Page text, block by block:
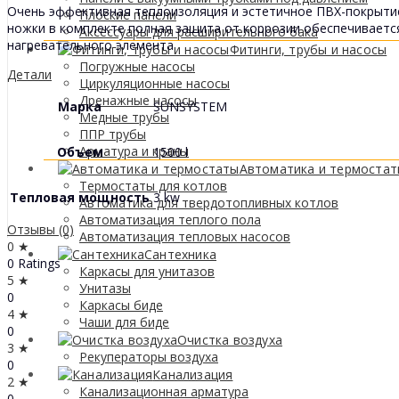
Плоские панели
Аксессуары для расширительного бака
Фитинги, трубы и насосы
Погружные насосы
Циркуляционные насосы
Дренажные насосы
Медные трубы
ППР трубы
Арматура и краны
Автоматика и
Термостаты для котлов
Автоматика для твердотопливных котлов
Автоматизация теплого пола
Автоматизация тепловых насосов
Сантехника
Каркасы для унитазов
Унитазы
Каркасы биде
Чаши для биде
Очистка воздуха
Рекуператоры воздуха
Канализация
Канализационная арматура
Очень эффективная теплоизоляция и эстетичное ПВХ-
ножки в комплекте полная защита от коррозии
нагревательного элемента
Детали
Марка
SUNSYSTEM
Объем 1500 l
Тепловая мощность 3 kw
Отзывы (0)
0 ★
0 Ratings
5 ★
0
4 ★
0
3 ★
0
2 ★